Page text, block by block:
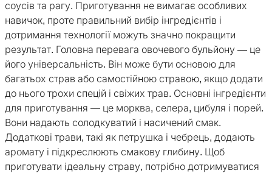
соусів та рагу. Приготування не вимагає особливих
навичок, проте правильний вибір інгредієнтів і
дотримання технології можуть значно покращити
результат. Головна перевага овочевого бульйону — це
його універсальність. Він може бути основою для
багатьох страв або самостійною стравою, якщо додати
до нього трохи спецій і свіжих трав. Основні інгредієнти
для приготування — це морква, селера, цибуля і порей.
Вони надають солодкуватий і насичений смак.
Додаткові трави, такі як петрушка і чебрець, додають
аромату і підкреслюють смакову глибину. Щоб
приготувати ідеальну страву, потрібно дотримуватися